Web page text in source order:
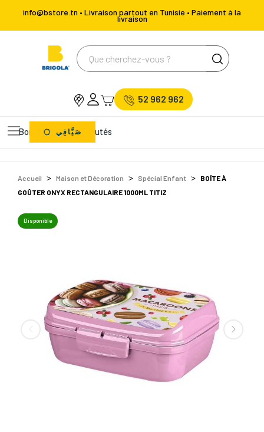
info@bstore.tn • Livraison partout en Tunisie • Paiement à la
livraison
52 962 962
Bons Plans Nouveautés
صَيَّافِي
Accueil Maison et Décoration Spécial Enfant
BOÎTE À
GOÛTER ONYX RECTANGULAIRE 1000ML TITIZ
Disponible